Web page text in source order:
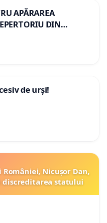
APĂRAREA
DIN
de urși!
Nicușor Dan,
discreditarea statului